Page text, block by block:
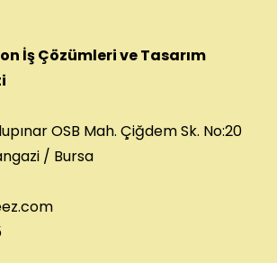
İş Çözümleri ve Tasarım
OSB Mah. Çiğdem Sk. No:20
/ Bursa